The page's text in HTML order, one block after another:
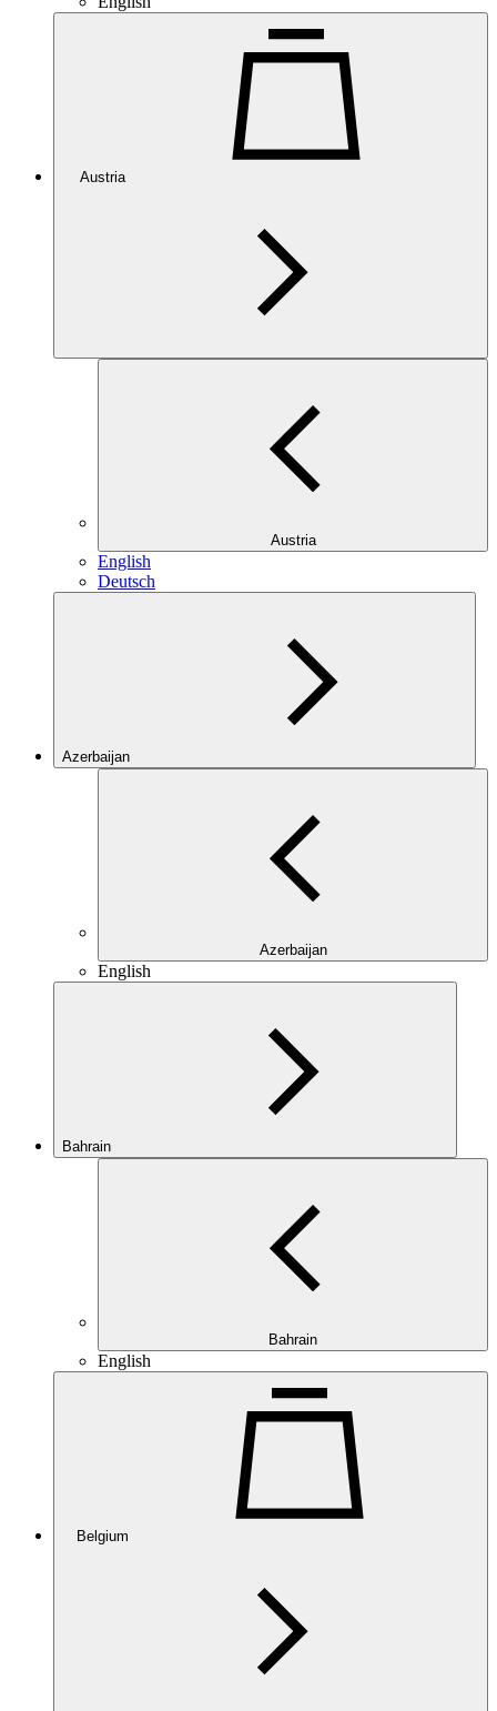
Austria
Austria
English
Deutsch
Azerbaijan
Azerbaijan
English
Bahrain
Bahrain
English
Belgium